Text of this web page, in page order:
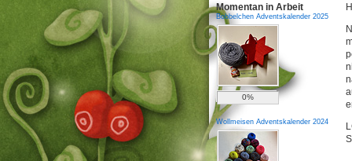
Momentan in Arbeit
Bobbelchen Adventskalender 2025
0%
Wollmeisen Adventskalender 2024